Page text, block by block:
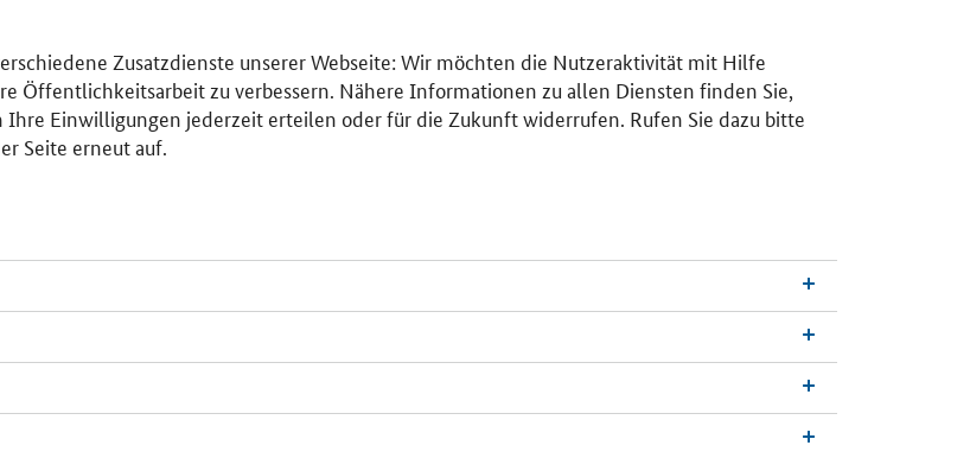
Zusatzdienste unserer Webseite: Wir möchten die Nutzeraktivität mit Hilfe
Öffentlichkeitsarbeit zu verbessern. Nähere Informationen zu allen Diensten finden Sie,
Einwilligungen jederzeit erteilen oder für die Zukunft widerrufen. Rufen Sie dazu bitte
Seite erneut auf.